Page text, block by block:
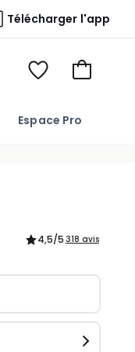
Télécharger l'app
Espace Pro
Voir
Aller
4,5/5 318 avis